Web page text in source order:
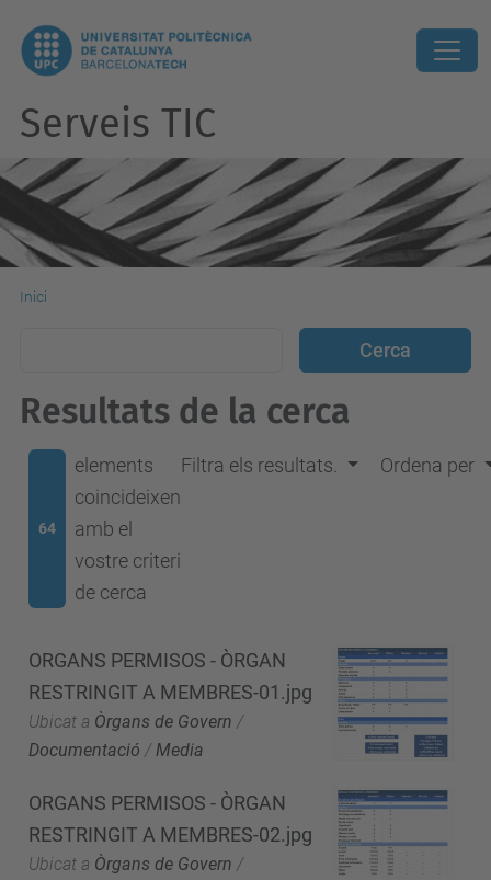
Serveis TIC
Inici
Resultats de la cerca
64
elements
coincideixen
amb el
vostre criteri
de cerca
Filtra els resultats. Ordena per
ORGANS PERMISOS - ÒRGAN
RESTRINGIT A MEMBRES-01.jpg
Ubicat a Òrgans de Govern /
Documentació / Media
ORGANS PERMISOS - ÒRGAN
RESTRINGIT A MEMBRES-02.jpg
Ubicat a Òrgans de Govern /